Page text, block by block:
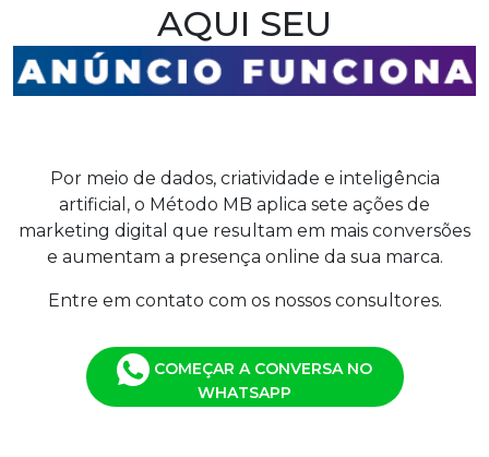
AQUI SEU
Por meio de dados, criatividade e inteligência
artificial, o Método MB aplica sete ações de
marketing digital que resultam em mais conversões
e aumentam a presença online da sua marca.
Entre em contato com os nossos consultores.
COMEÇAR A CONVERSA NO
WHATSAPP